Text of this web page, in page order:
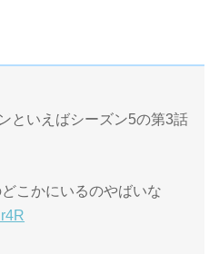
といえばシーズン5の第3話
こかにいるのやばいな